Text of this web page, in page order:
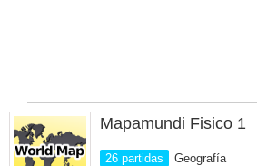
Mapamundi Fisico 1
26 partidas Geografía